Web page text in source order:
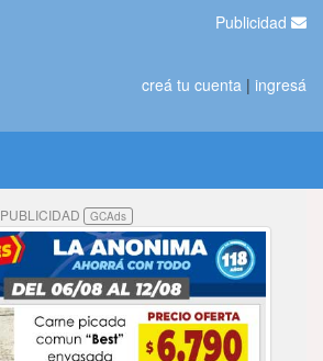
Publicidad
creá tu cuenta | ingresá
PUBLICIDAD GCAds